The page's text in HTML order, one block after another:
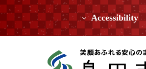
Accessibility